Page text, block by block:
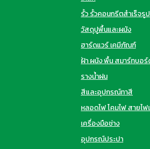
รั้ว รั้วคอนกรีตสำเร็จรูป
วัสดุปูพื้นและผนัง
ฮาร์ดแวร์ เคมีภัณฑ์
ฝ้า ผนัง พื้น สมาร์ทบอ
รางน้ำฝน
สีและอุปกรณ์ทาสี
หลอดไฟ โคมไฟ สายไ
เครื่องมือช่าง
อุปกรณ์ประปา